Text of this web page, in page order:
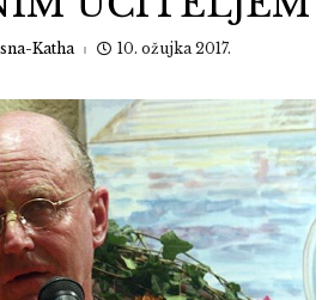
Katha 10. ožujka 2017.